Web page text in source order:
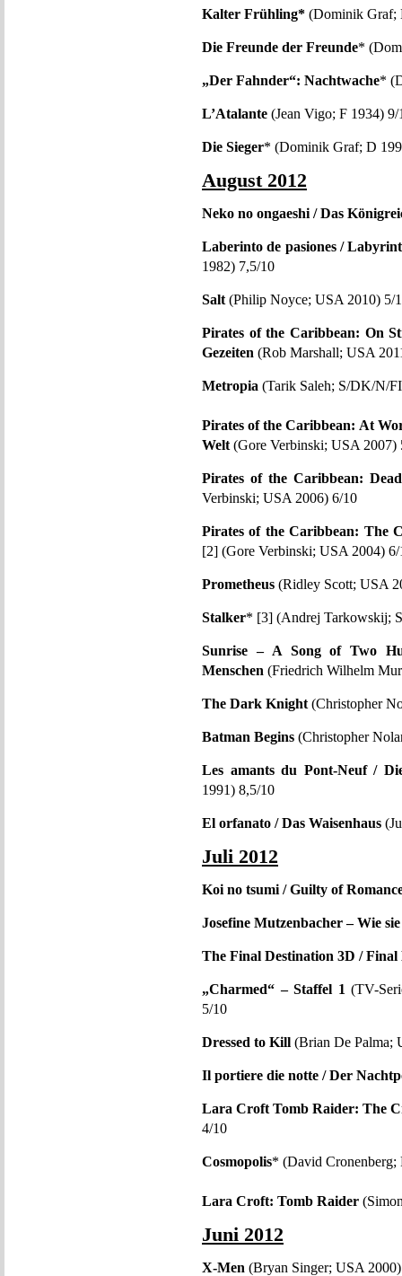
Kalter Frühling* (Dominik Graf;
Die Freunde der Freunde*
„Der Fahnder“: Nachtwache*
L’Atalante (Jean Vigo; F 1934) 9/
Die Sieger* (Dominik Graf; D
August 2012
Neko no ongaeshi / Das
Laberinto de pasiones /
1982) 7,5/10
Salt (Philip Noyce; USA 2010) 5/
Pirates of the Caribbean: On
Gezeiten (Rob Marshall; USA
Metropia (Tarik Saleh; S/DK/N/
Pirates of the Caribbean: At
Welt (Gore Verbinski; USA 2007)
Pirates of the Caribbean:
Verbinski; USA 2006) 6/10
Pirates of the Caribbean: The
[2] (Gore Verbinski; USA 2004) 6/
Prometheus (Ridley Scott; USA
Stalker* [3] (Andrej Tarkowskij;
Sunrise – A Song of Two
Menschen (Friedrich Wilhelm
The Dark Knight (Christopher
Batman Begins (Christopher
Les amants du Pont-Neuf /
1991) 8,5/10
El orfanato / Das Waisenhaus
Juli 2012
Koi no tsumi / Guilty of
Josefine Mutzenbacher – Wie
The Final Destination 3D /
„Charmed“ – Staffel 1 (TV-
5/10
Dressed to Kill (Brian De Palma;
Il portiere die notte / Der
Lara Croft Tomb Raider: The
4/10
Cosmopolis* (David
Lara Croft: Tomb Raider
Juni 2012
X-Men (Bryan Singer; USA